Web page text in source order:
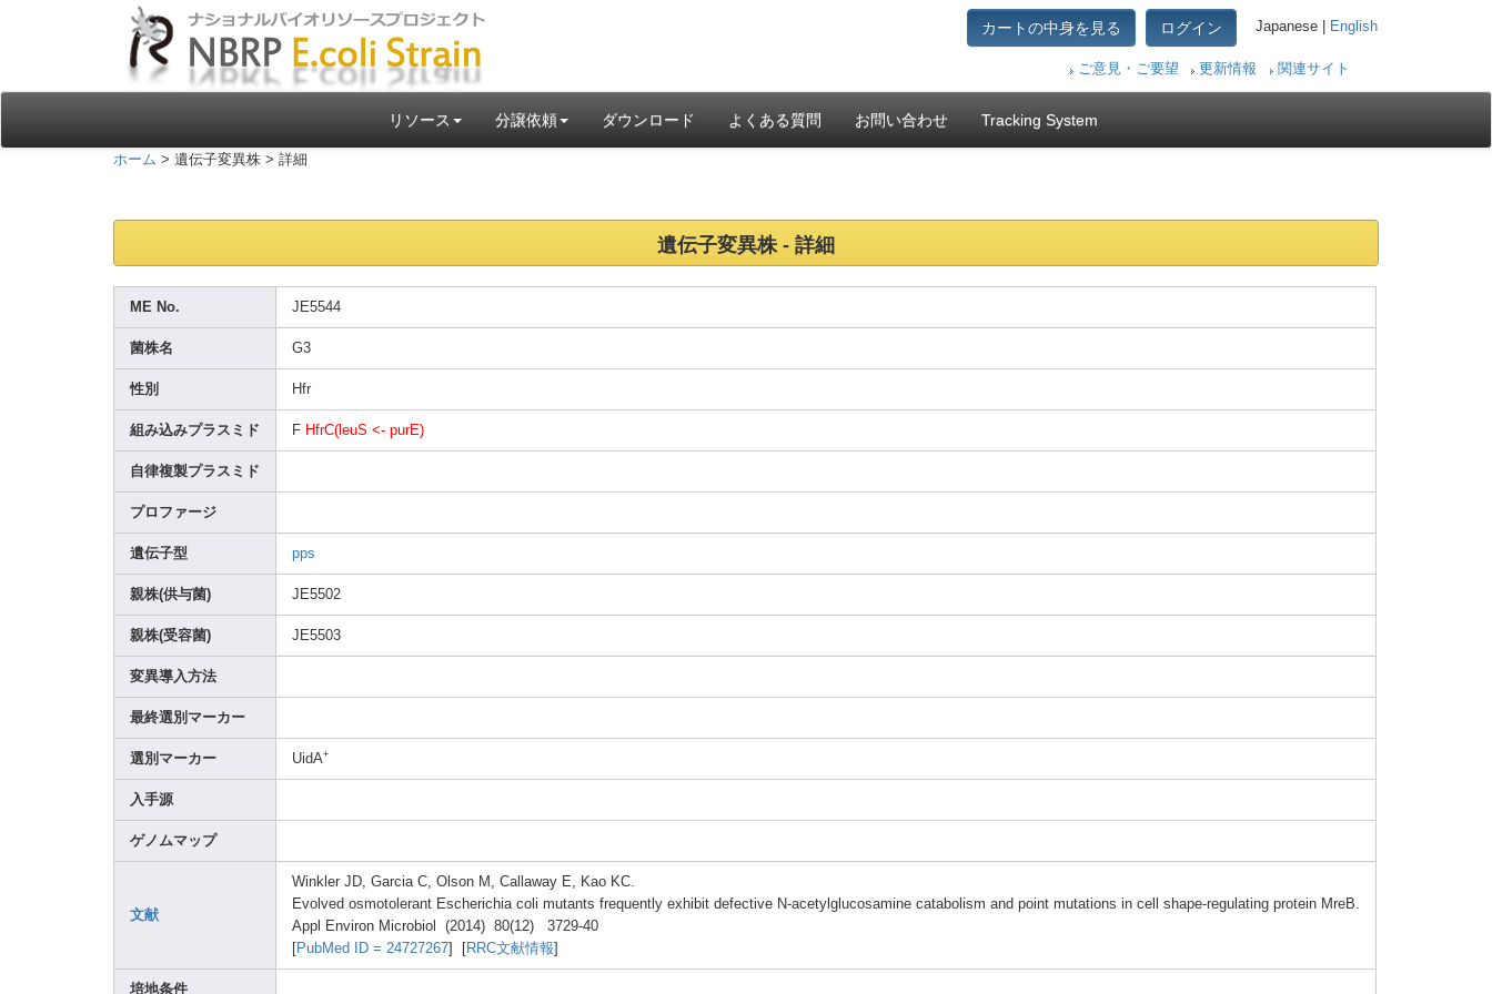
カートの中身を見る ログイン Japanese | English
ご意見・ご要望 更新情報 関連サイト
リソース 分譲依頼 ダウンロード よくある質問 お問い合わせ Tracking System
ホーム > 遺伝子変異株 > 詳細
遺伝子変異株 - 詳細
ME No. JE5544
菌株名 G3
性別 Hfr
組み込みプラスミド F HfrC( leuS <- purE)
自律複製プラスミド
プロファージ
遺伝子型 pps
親株(供与菌) JE5502
親株(受容菌) JE5503
変異導入方法
最終選別マーカー
選別マーカー UidA+
入手源
ゲノムマップ
文献
Winkl er JD, Garcia C, Olson M, Callaway E, Kao KC.
Evolved osmotolerant Escherichia coli mutants frequently exhibit defective N-acetylgl ucosamine catabolism and point mutations in cell shape-regu lating protein MreB.
Appl Environ Microbiol (2014) 80(12) 3729-40
PubMed ID = 24727267 RRC文献情報
培地条件